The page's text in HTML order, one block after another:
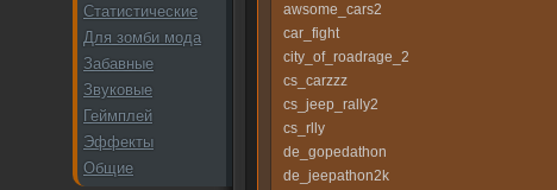
Статистические
Для зомби мода
Забавные
Звуковые
Геймплей
Эффекты
Общие
awsome_cars2
car_fight
city_of_roadrage_2
cs_carzzz
cs_jeep_rally2
cs_rlly
de_gopedathon
de_jeepathon2k